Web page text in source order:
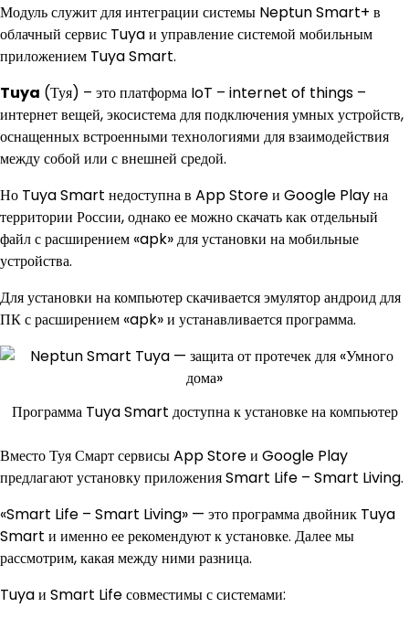
Модуль служит для интеграции системы Neptun Smart+ в
облачный сервис Tuya и управление системой мобильным
приложением Tuya Smart.
Tuya (Туя) – это платформа IoT – internet of things –
интернет вещей, экосистема для подключения умных устройств,
оснащенных встроенными технологиями для взаимодействия
между собой или с внешней средой.
Но Tuya Smart недоступна в App Store и Google Play на
территории России, однако ее можно скачать как отдельный
файл с расширением «apk» для установки на мобильные
устройства.
Для установки на компьютер скачивается эмулятор андроид для
ПК с расширением «apk» и устанавливается программа.
Программа Tuya Smart доступна к установке на компьютер
Вместо Туя Смарт сервисы App Store и Google Play
предлагают установку приложения Smart Life – Smart Living.
«Smart Life – Smart Living» — это программа двойник Tuya
Smart и именно ее рекомендуют к установке. Далее мы
рассмотрим, какая между ними разница.
Tuya и Smart Life совместимы с системами: